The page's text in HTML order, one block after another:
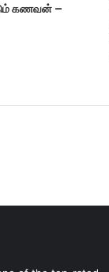
கணவன் –